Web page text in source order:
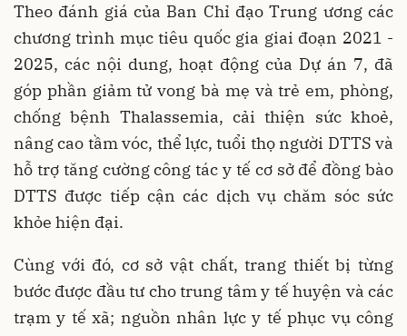
Theo đánh giá của Ban Chỉ đạo Trung ương các
chương trình mục tiêu quốc gia giai đoạn 2021 -
2025, các nội dung, hoạt động của Dự án 7, đã
góp phần giảm tử vong bà mẹ và trẻ em, phòng,
chống bệnh Thalassemia, cải thiện sức khoẻ,
nâng cao tầm vóc, thể lực, tuổi thọ người DTTS và
hỗ trợ tăng cường công tác y tế cơ sở để đồng bào
DTTS được tiếp cận các dịch vụ chăm sóc sức
khỏe hiện đại.
Cùng với đó, cơ sở vật chất, trang thiết bị từng
bước được đầu tư cho trung tâm y tế huyện và các
trạm y tế xã; nguồn nhân lực y tế phục vụ công